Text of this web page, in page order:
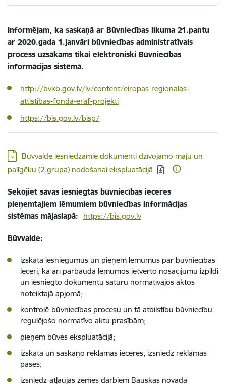
Informējam, ka saskaņā ar Būvniecības likuma 21.pantu
ar 2020.gada 1.janvāri būvniecības administratīvais
process uzsākams tikai elektroniski Būvniecības
informācijas sistēmā.
http://bvkb.gov.lv/lv/content/eiropas-regionalas-
attistibas-fonda-eraf-projekti
https://bis.gov.lv/bisp/
Lejupielādēt:
Būvvaldē iesniedzamie dokumenti dzīvojamo māju un
palīgēku (2.grupa) nodošanai ekspluatācijā
Sekojiet savas iesniegtās būvniecības ieceres
pieņemtajiem lēmumiem būvniecības informācijas
sistēmas mājaslapā: https://bis.gov.lv
Būvvalde:
izskata iesniegumus un pieņem lēmumus par būvniecības
ieceri, kā arī pārbauda lēmumos ietverto nosacījumu izpildi
un iesniegto dokumentu saturu normatīvajos aktos
noteiktajā apjomā;
kontrolē būvniecības procesu un tā atbilstību būvniecību
regulējošo normatīvo aktu prasībām;
pieņem būves ekspluatācijā;
izskata un saskaņo reklāmas ieceres, izsniedz reklāmas
pases;
izsniedz atļaujas zemes darbiem Bauskas novada